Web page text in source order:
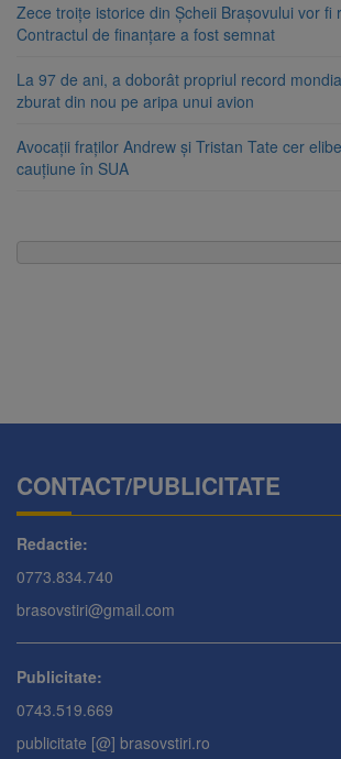
Zece troițe istorice din Șcheii Brașovului vor fi
Contractul de finanțare a fost semnat
La 97 de ani, a doborât propriul record
zburat din nou pe aripa unui avion
Avocații fraților Andrew și Tristan Tate cer
cauțiune în SUA
CONTACT/PUBLICITATE
Redactie:
0773.834.740
brasovstiri@gmail.com
Publicitate:
0743.519.669
publicitate [@] brasovstiri.ro